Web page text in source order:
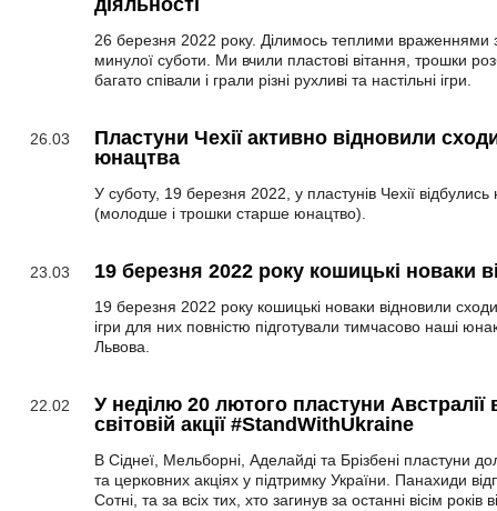
діяльності
26 березня 2022 року. Ділимось теплими враженнями
минулої суботи. Ми вчили пластові вітання, трошки
багато співали і грали різні рухливі та настільні ігри.
26.03
Пластуни Чехії активно відновили
юнацтва
У суботу, 19 березня 2022, у пластунів Чехії відбулись
(молодше і трошки старше юнацтво).
23.03 19 березня 2022 року кошицькі новаки
19 березня 2022 року кошицькі новаки відновили
ігри для них повністю підготували тимчасово наші
Львова.
22.02
У неділю 20 лютого пластуни Австралії
світовій акції #StandWithUkraine
В Сіднеї, Мельборні, Аделайді та Брізбені пластуни
та церковних акціях у підтримку України. Панахиди
Сотні, та за всіх тих, хто загинув за останні вісім років